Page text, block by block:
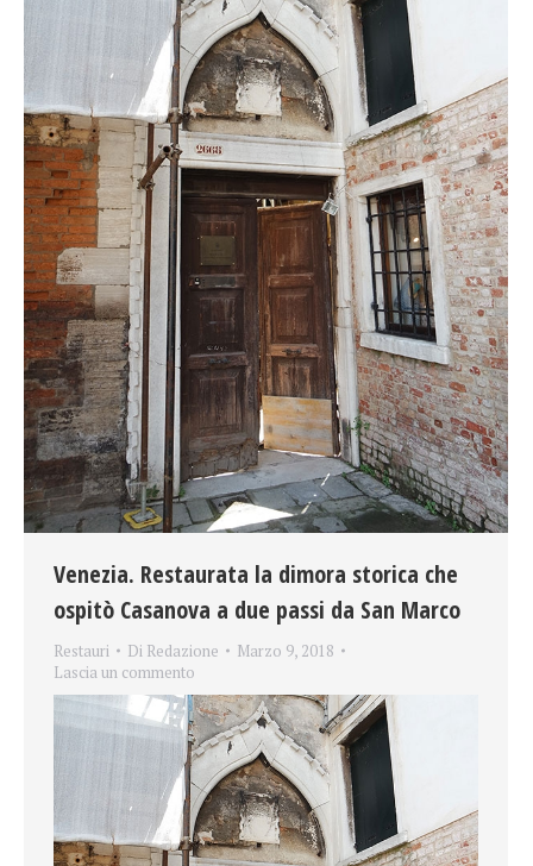
Venezia. Restaurata la dimora storica che
ospitò Casanova a due passi da San Marco
Restauri Di Redazione
Marzo 9, 2018
Lascia un commento